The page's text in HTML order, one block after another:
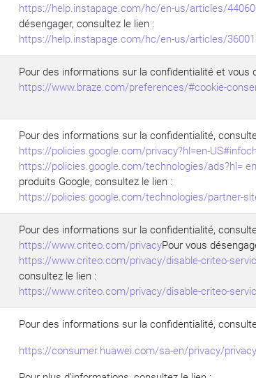
https://help.instapage.com/hc/en-us/articles/
désengager, consultez le lien :
https://help.instapage.com/hc/en-us/articles/
Pour des informations sur la confidentialité et vous
https://www.braze.com/preferences/#cookie-
Pour des informations sur la confidentialité,
https://policies.google.com/privacy?hl=en-
https://policies.google.com/technologies/ads?hl=
produits Google, consultez le lien :
https://policies.google.com/technologies/partner-
Pour des informations sur la confidentialité,
https://www.criteo.com/privacyPour vous
https://www.criteo.com/privacy/disable-criteo-
consultez le lien :
https://www.criteo.com/privacy/disable-criteo-
Pour des informations sur la confidentialité,
https://consumer.huawei.com/sa-en/privacy/